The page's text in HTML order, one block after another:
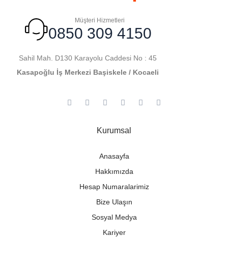
Müşteri Hizmetleri
0850 309 4150
Sahil Mah. D130 Karayolu Caddesi No : 45
Kasapoğlu İş Merkezi Başiskele / Kocaeli
Kurumsal
Anasayfa
Hakkımızda
Hesap Numaralarimiz
Bize Ulaşın
Sosyal Medya
Kariyer